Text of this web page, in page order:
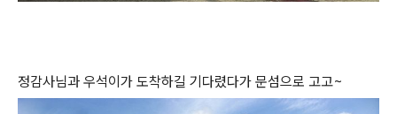
정감사님과 우석이가 도착하길 기다렸다가 문섬으로 고고~